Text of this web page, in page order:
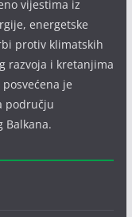
vijestima iz
energetske
protiv klimatskih
razvoja i kretanjima
je
području
Balkana.